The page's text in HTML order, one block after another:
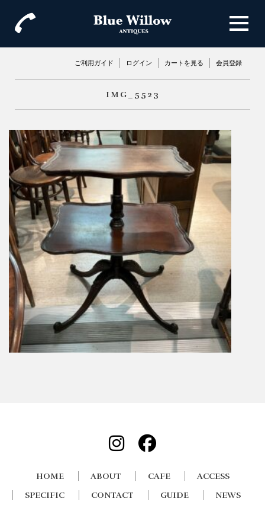
ご利用ガイド ログイン カートを見る 会員登録
IMG_5523
HOME ABOUT CAFE
ACCESS
SPECIFIC
CONTACT GUIDE NEWS